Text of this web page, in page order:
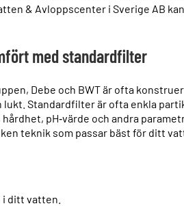
& Avloppscenter i Sverige AB
med standardfilter
Debe och BWT är ofta
lukt. Standardfilter är ofta enkla
pH‑värde och andra
teknik som passar bäst för ditt
ditt vatten.